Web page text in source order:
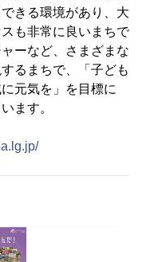
きる環境があり、大
も非常に良いまちで
ーなど、さまざまな
るまちで、「子ども
元気を」を目標に
ます。